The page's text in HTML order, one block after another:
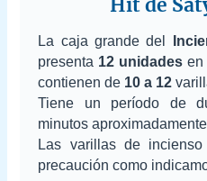
La caja grande del
presenta 12 unidades en
contienen de 10 a 12
Tiene un período de
minutos
Las varillas de
precaución como